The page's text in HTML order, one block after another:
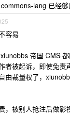
lang 已经够
容易
帝国 CMS
者被起诉，即使免责
由裁量权了，
，被别人抢注后做影